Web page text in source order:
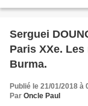
Serguei
Paris XXe.
Burma.
Publié le 21/01/2018 à
Par Oncle Paul